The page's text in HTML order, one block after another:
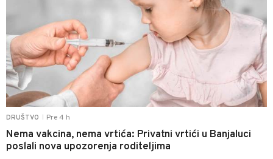
DRUŠTVO Pre 4 h
Nema vakcina, nema vrtića: Privatni vrtići u Banjaluci
poslali nova upozorenja roditeljima